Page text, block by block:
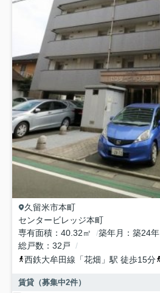
久留米市本町
センタービレッジ本町
専有面積
40.32㎡ 築年月 築24年
総戸数
32戸
西鉄大牟田線 「花畑 」駅 徒歩15分
賃貸（募集中2件）